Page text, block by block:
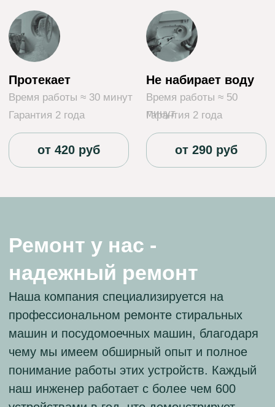
Мы предоставляем гарантию на наши услуги.
Этот документ обеспечивает бесплатный
ремонт в случае повторных поломок
устройств, на которые мы уже проводили
Наши мастера
Денис Фирсов
Мастер